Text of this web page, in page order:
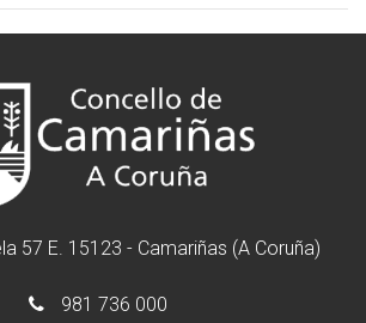
57 E. 15123 - Camariñas (A Coruña)
981 736 000